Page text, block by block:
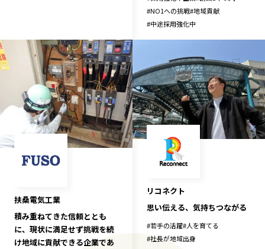
#NO1への挑戦#地域貢献
#中途採用強化中
扶桑電気工業
積み重ねてきた信頼ととも
に、現状に満足せず挑戦を続
け地域に貢献できる企業であ
リコネクト
思い伝える、気持ちつながる
#若手の活躍#人を育てる
#社長が地域出身